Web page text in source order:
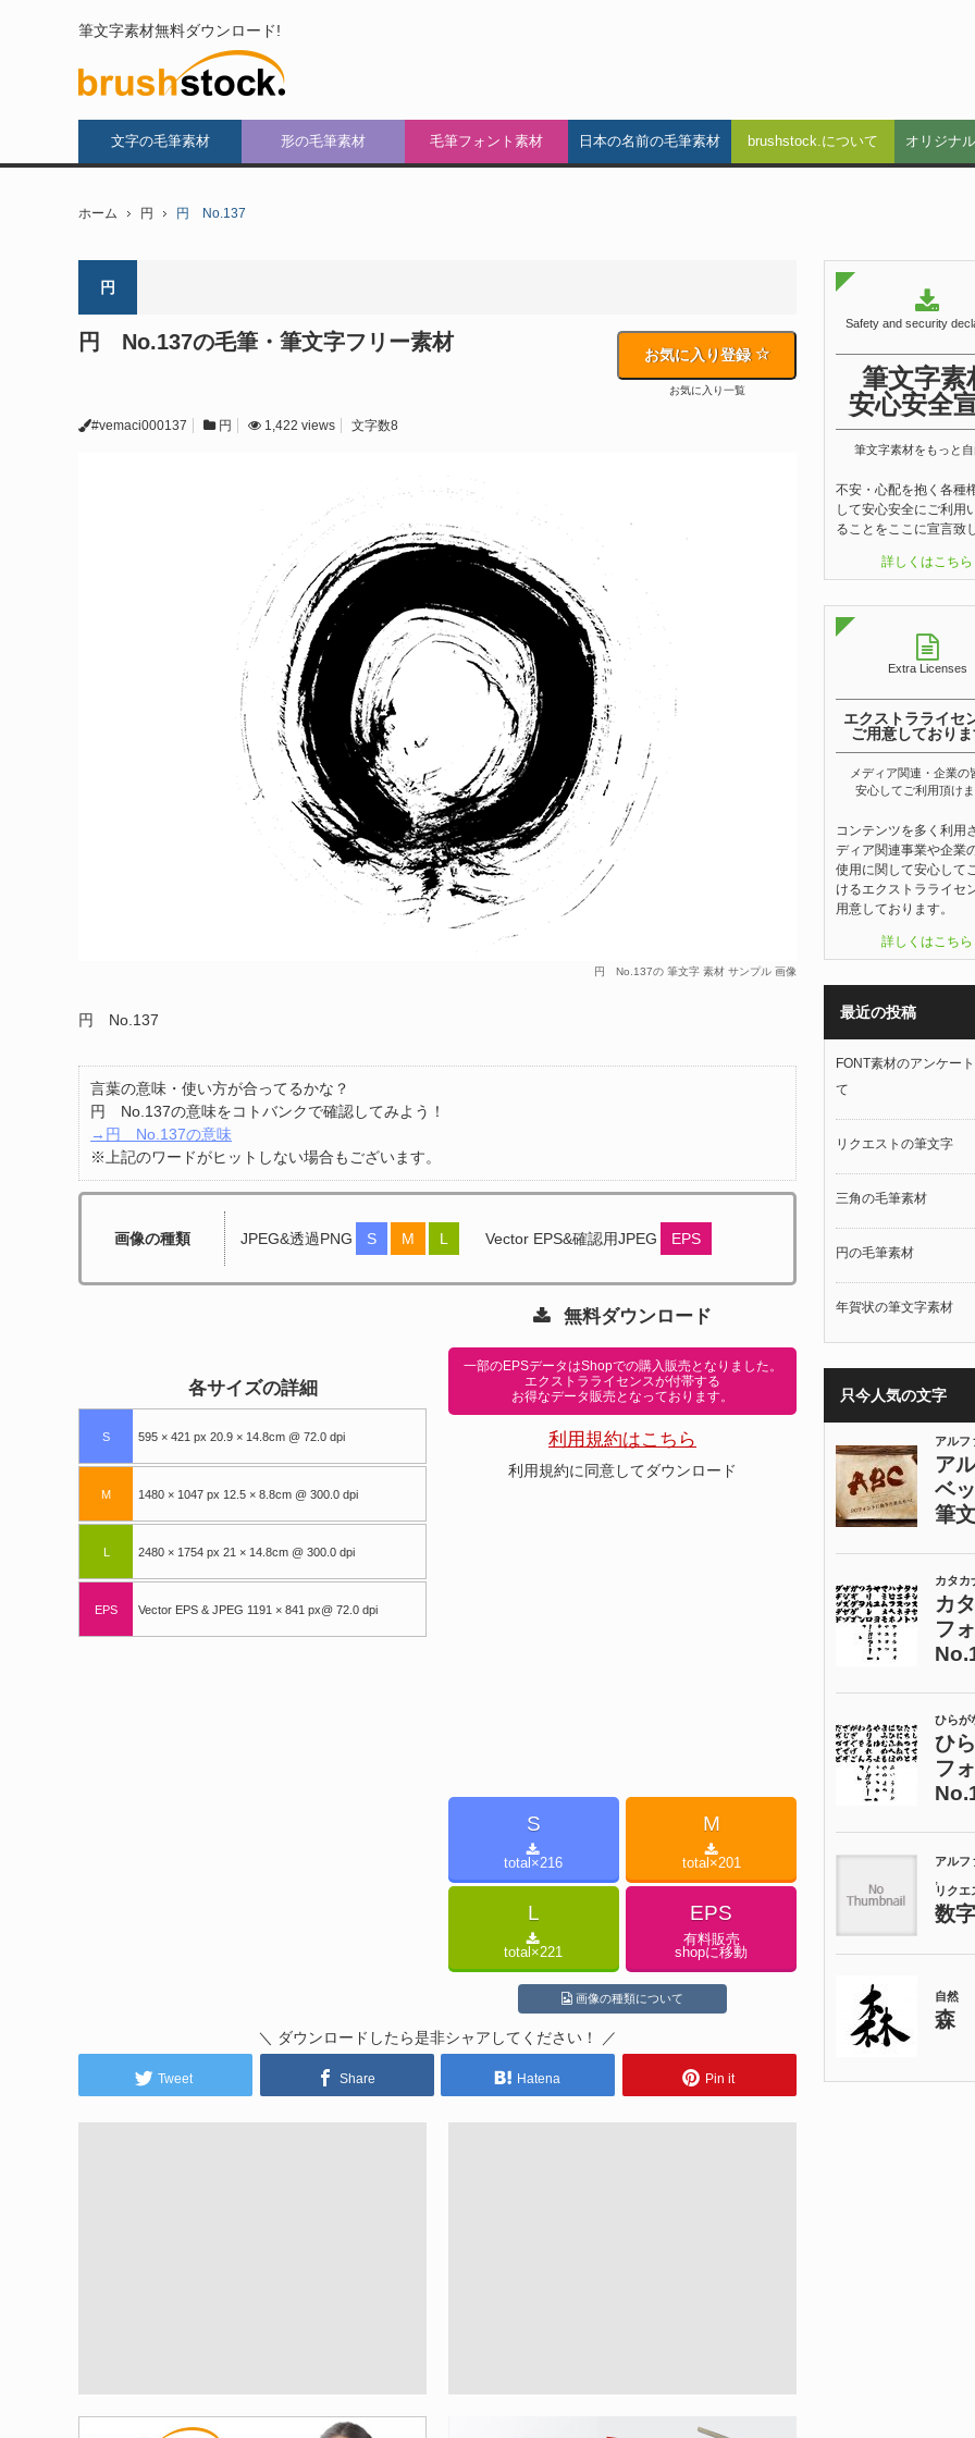
筆文字素材無料ダウンロード!
文字の毛筆素材 形の毛筆素材 毛筆フォント素材 日本の名前の毛筆素材 brushstock.について オリジナ
ホーム 円 円 No.137
円
円 No.137の毛筆・筆文字フリー素材
お気に入り登録
お気に入り一覧
#vemaci000137 円 1,422 views 文字数8
円 No.137の 筆文字 素材 サンプル 画像
円 No.137
言葉の意味・使い方が合ってるかな？
円 No.137の意味をコトバンクで確認してみよう！
→円 No.137の意味
※上記のワードがヒットしない場合もございます。
画像の種類 JPEG&透過PNG S M L Vector EPS&確認用JPEG EPS
各サイズの詳細
S 595 × 421 px 20.9 × 14.8cm @ 72.0 dpi
M 1480 × 1047 px 12.5 × 8.8cm @ 300.0 dpi
L 2480 × 1754 px 21 × 14.8cm @ 300.0 dpi
EPS Vector EPS & JPEG 1191 × 841 px@ 72.0 dpi
無料ダウンロード
一部のEPSデータはShopでの購入販売となりました。
エクストラライセンスが付帯する
お得なデータ販売となっております。
利用規約はこちら
利用規約に同意してダウンロード
S
total×216
M
total×201
L
total×221
EPS
有料販売
shopに移動
画像の種類について
＼ ダウンロードしたら是非シャアしてください！ ／
Tweet Share Hatena Pin it
Safety and security
筆文字素
安心安全
筆文字素材をもっと
不安・心配を抱く各種
して安心安全にご利用
ることをここに宣言致
詳しくはこちら
Extra Licenses
エクストラライセ
ご用意しており
メディア関連・企業の
安心してご利用頂け
コンテンツを多く利用
ディア関連事業や企業
使用に関して安心して
けるエクストラライセ
用意しております。
詳しくはこちら
最近の投稿
FONT素材のアンケー
て
リクエストの筆文字
三角の毛筆素材
円の毛筆素材
年賀状の筆文字素材
只今人気の文字